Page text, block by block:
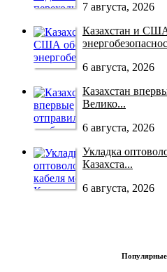
7 августа, 2026
Казахстан и
6 августа, 2026
Казахстан
Велико...
6 августа, 2026
Укладка
Казахста...
6 августа, 2026
Популярные